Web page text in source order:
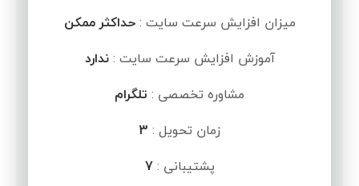
میزان افزایش سرعت سایت :حداکثر ممکن
آموزش افزایش سرعت سایت :ندارد
مشاوره تخصصی : تلگرام
زمان تحویل : 3
پشتیبانی :7